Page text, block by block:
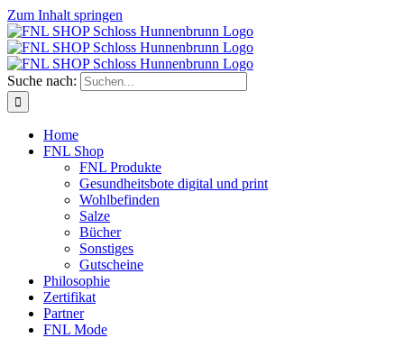
Zum Inhalt springen
Suche nach:
Home
FNL Shop
FNL Produkte
Gesundheitsbote digital und print
Wohlbefinden
Salze
Bücher
Sonstiges
Gutscheine
Philosophie
Zertifikat
Partner
FNL Mode